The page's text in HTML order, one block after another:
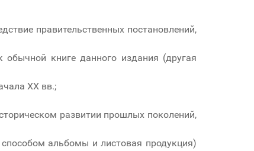
правительственных постановлений,
книге данного издания (другая
XX вв.;
развитии прошлых поколений,
альбомы и листовая продукция)